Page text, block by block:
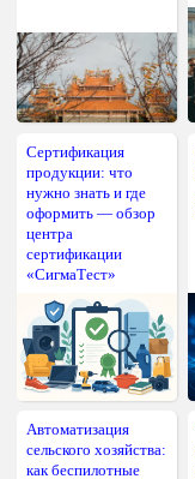
Сертификация
продукции: что
нужно знать и где
оформить — обзор
центра
сертификации
«СигмаТест»
Автоматизация
сельского хозяйства:
как беспилотные